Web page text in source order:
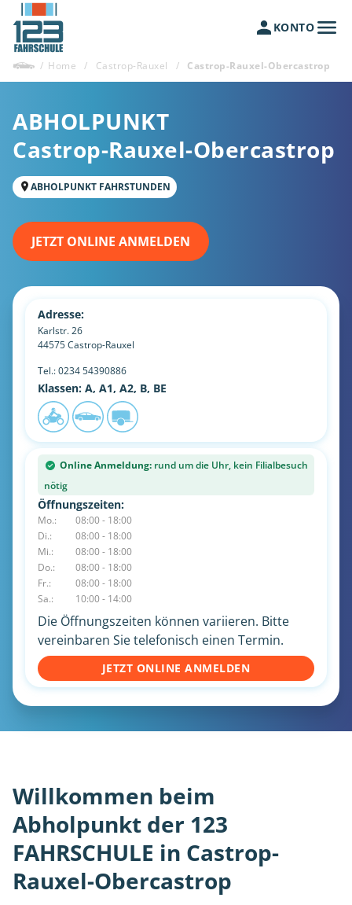
KONTO
/ Home / Castrop-Rauxel / Castrop-Rauxel-Obercastrop
ABHOLPUNKT
Castrop-Rauxel-Obercastrop
ABHOLPUNKT FAHRSTUNDEN
JETZT ONLINE ANMELDEN
Adresse:
Karlstr. 26
44575Castrop-Rauxel
Tel.:0234 54390886
Klassen: A, A1, A2, B, BE
Online Anmeldung: rund um die Uhr, kein Filialbesuch
nötig
Öffnungszeiten:
Mo.:
08:00 - 18:00
Di.:
08:00 - 18:00
Mi.:
08:00 - 18:00
Do.:
08:00 - 18:00
Fr.:
08:00 - 18:00
Sa.:
10:00 - 14:00
Die Öffnungszeiten können variieren. Bitte
vereinbaren Sie telefonisch einen Termin.
JETZT ONLINE ANMELDEN
Willkommen beim
Abholpunkt der 123
FAHRSCHULE in Castrop-
Rauxel-Obercastrop